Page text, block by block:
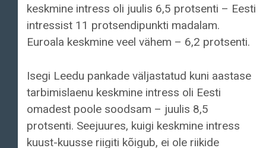
keskmine intress oli juulis 6,5 protsenti – Eesti
intressist 11 protsendipunkti madalam.
Euroala keskmine veel vähem – 6,2 protsenti.
Isegi Leedu pankade väljastatud kuni aastase
tarbimislaenu keskmine intress oli Eesti
omadest poole soodsam – juulis 8,5
protsenti. Seejuures, kuigi keskmine intress
kuust-kuusse riigiti kõigub, ei ole riikide